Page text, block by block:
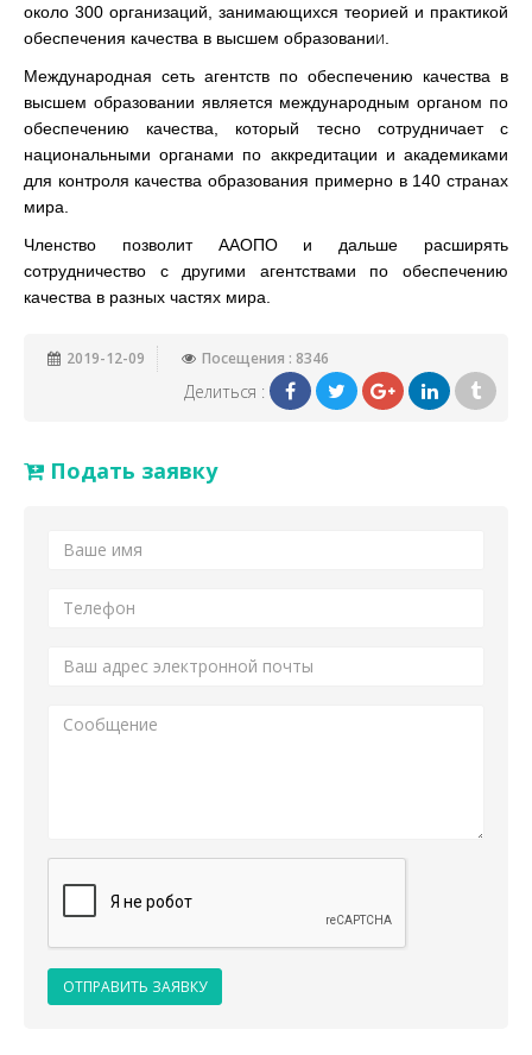
около 300 организаций, занимающихся теорией и практикой
обеспечения качества в высшем образовании
Международная сеть агентств по обеспечению качества в
высшем образовании является международным органом по
обеспечению качества, который тесно сотрудничает с
национальными органами по аккредитации и академиками
для контроля качества образования примерно в 140 странах
мира.
Членство позволит ААОПО и дальше расширять
сотрудничество с другими агентствами по обеспечению
качества в разных частях мира.
2019-12-09 Посещения : 8346
Делиться :
Подать заявку
ОТПРАВИТЬ ЗАЯВКУ